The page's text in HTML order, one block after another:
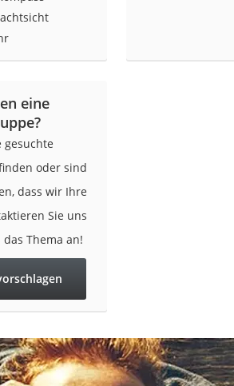
eine
gesuchte
oder sind
dass wir Ihre
Sie uns
Thema an!